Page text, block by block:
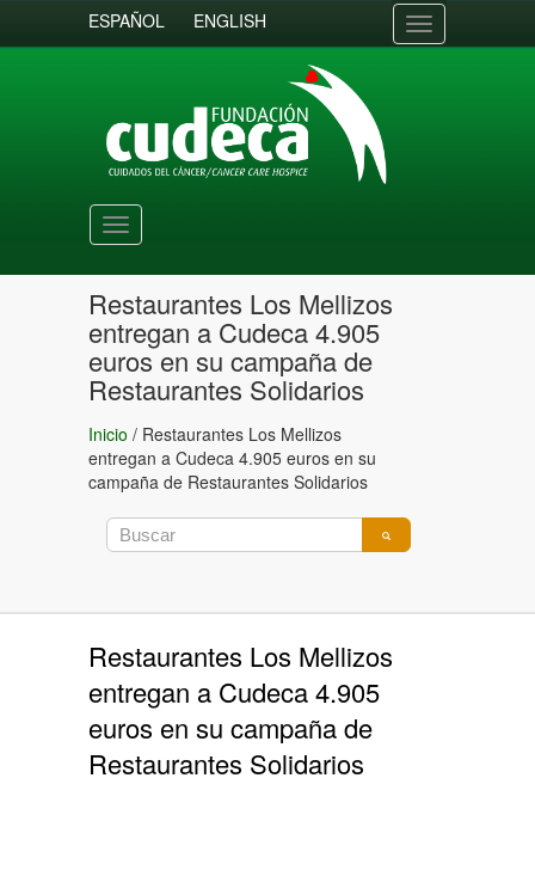
ESPAÑOL ENGLISH
Toggle
navigation
Toggle
navigation
Restaurantes Los Mellizos
entregan a Cudeca 4.905
euros en su campaña de
Restaurantes Solidarios
Inicio / Restaurantes Los Mellizos
entregan a Cudeca 4.905 euros en su
campaña de Restaurantes Solidarios
Restaurantes Los Mellizos
entregan a Cudeca 4.905
euros en su campaña de
Restaurantes Solidarios